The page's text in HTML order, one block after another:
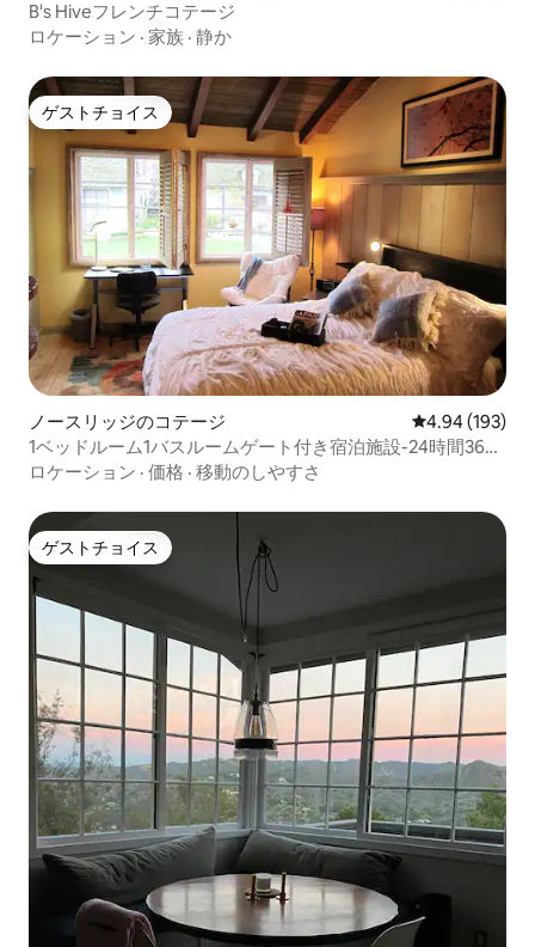
B's Hiveフレンチコテージ
ロケーション · 家族 · 静か
ゲストチョイス
ゲストチョイス
ノースリッジのコテージ レビュー193
4.94 (193)
1ベッドルーム1バスルームゲート付き宿泊施設-24時間365
日入室可能-バスルーム-パティオ-プール
ロケーション · 価格 · 移動のしやすさ
ゲストチョイス
ゲストチョイス